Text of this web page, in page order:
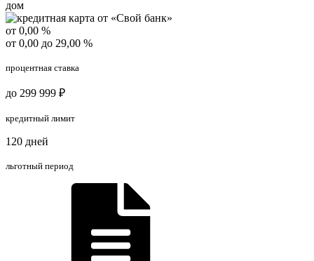
дом
от 0,00 %
от 0,00 до 29,00 %
процентная ставка
до 299 999 ₽
кредитный лимит
120 дней
льготный период